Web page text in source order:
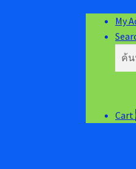
My
ค้นหา:
ค้นหา
Cart